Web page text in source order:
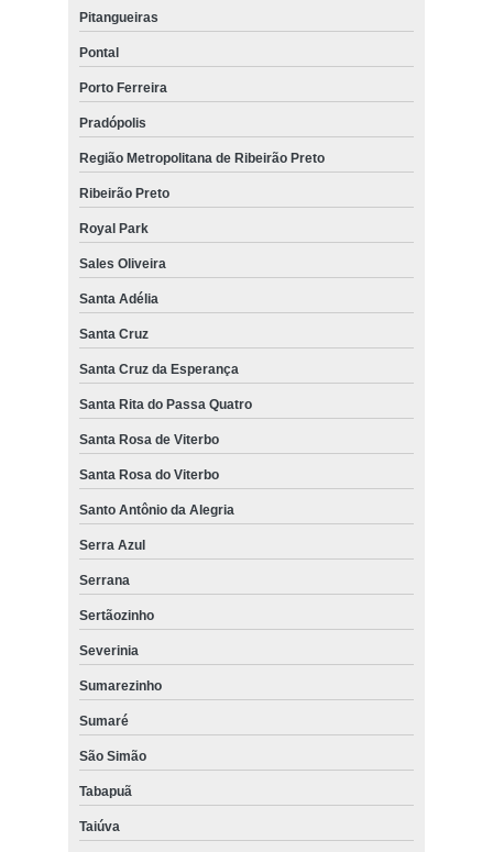
Pitangueiras
Pontal
Porto Ferreira
Pradópolis
Região Metropolitana de Ribeirão Preto
Ribeirão Preto
Royal Park
Sales Oliveira
Santa Adélia
Santa Cruz
Santa Cruz da Esperança
Santa Rita do Passa Quatro
Santa Rosa de Viterbo
Santa Rosa do Viterbo
Santo Antônio da Alegria
Serra Azul
Serrana
Sertãozinho
Severinia
Sumarezinho
Sumaré
São Simão
Tabapuã
Taiúva